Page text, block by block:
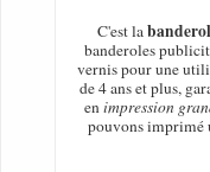
C'est la
banderoles
vernis pour une
de 4 ans et plus,
enimpression
pouvons imprimé